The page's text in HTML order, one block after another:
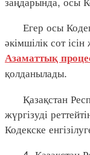
Егер осы
әкімшілік сот
Азаматтық
қолданылады.
Қазақстан
жүргізуді
Кодекске